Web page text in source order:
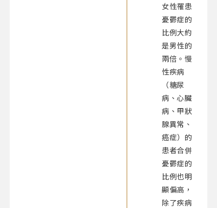
女性罹患
憂鬱症的
比例大約
是男性的
兩倍。慢
性疾病
（糖尿
病、心臟
病、甲狀
腺異常、
癌症）的
患者合併
憂鬱症的
比例也明
顯偏高，
除了疾病